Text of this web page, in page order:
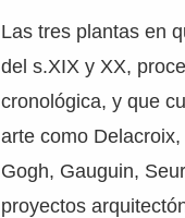
Las tres plantas en
del s.XIX y XX,
cronológica, y que
arte como
Gogh, Gauguin,
proyectos